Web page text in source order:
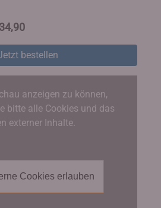
bestellen
anzeigen zu können,
bitte alle Cookies und das
externer Inhalte.
Cookies erlauben